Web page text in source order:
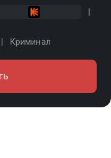
Криминал